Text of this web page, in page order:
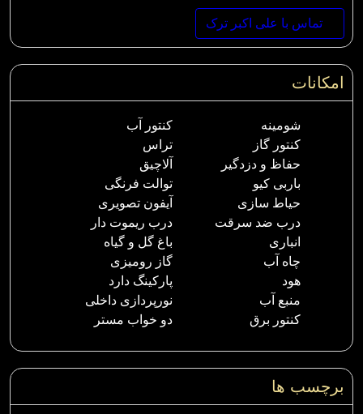
تماس با علی اکبر ترک
امکانات
شومینه
کنتور آب
کنتور گاز
تراس
حفاظ و دزدگیر
آلاچیق
باربی کیو
توالت فرنگی
حیاط سازی
آیفون تصویری
درب ضد سرقت
درب ریموت دار
انباری
باغ گل و گیاه
چاه آب
گاز رومیزی
هود
پارکینگ دارد
منبع آب
نورپردازی داخلی
کنتور برق
دو خواب مستر
برچسب ها